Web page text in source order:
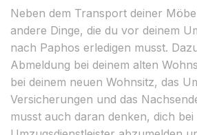
Neben dem Transport deiner
andere Dinge, die du vor deinem
nach Paphos erledigen musst.
Abmeldung bei deinem alten
bei deinem neuen Wohnsitz, das
Versicherungen und das
musst auch daran denken, dich